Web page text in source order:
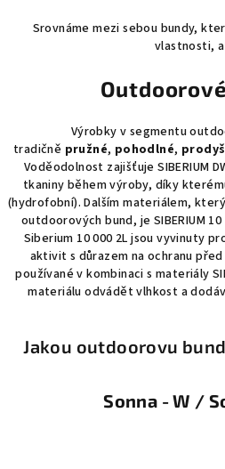
Srovnáme mezi sebou bundy,
vlastnosti,
Výrobky v segmentu
tradičně pružné, pohodlné,
Voděodolnost zajišťuje SIBERIUM
tkaniny během výroby, díky
(hydrofobní). Dalším materiálem,
outdoorových bund, je SIBERIUM
Siberium 10 000 2L jsou vyvinuty
aktivit s důrazem na ochranu
používané v kombinaci s materiály
materiálu odvádět vlhkost a
Jakou outdoorovu
Sonna - W /